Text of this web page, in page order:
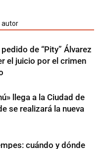
autor
de “Pity” Álvarez
el juicio por el crimen
llega a la Ciudad de
se realizará la nueva
cuándo y dónde